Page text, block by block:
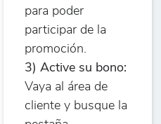
para poder
participar de la
promoción.
3) Active su bono:
Vaya al área de
cliente y busque la